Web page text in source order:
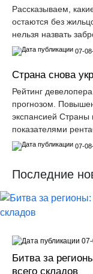
Рассказываем,
остаются без
нельзя назвать
07-
Страна снова
Рейтинг
прогнозом.
экспансией
показателями
07-
Последние
Битва за
всего складов